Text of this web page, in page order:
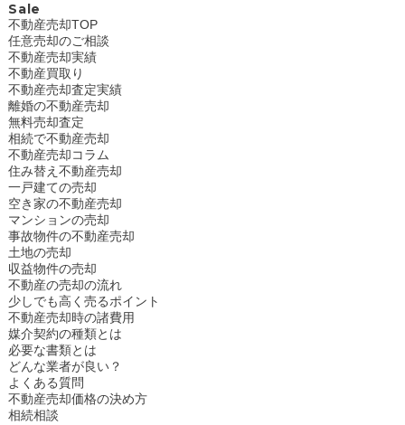
Sale
不動産売却TOP
任意売却のご相談
不動産売却実績
不動産買取り
不動産売却査定実績
離婚の不動産売却
無料売却査定
相続で不動産売却
不動産売却コラム
住み替え不動産売却
一戸建ての売却
空き家の不動産売却
マンションの売却
事故物件の不動産売却
土地の売却
収益物件の売却
不動産の売却の流れ
少しでも高く売るポイント
不動産売却時の諸費用
媒介契約の種類とは
必要な書類とは
どんな業者が良い？
よくある質問
不動産売却価格の決め方
相続相談